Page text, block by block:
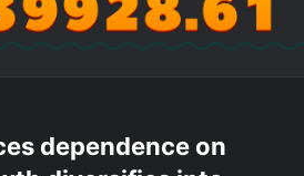
dependence on